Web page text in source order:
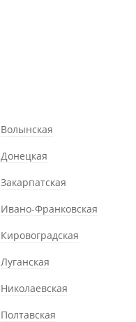
Волынская
Донецкая
Закарпатская
Ивано-Франковская
Кировоградская
Луганская
Николаевская
Полтавская